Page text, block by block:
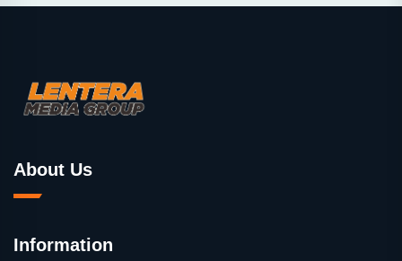
About Us
Information